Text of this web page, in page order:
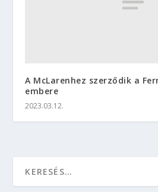
A McLarenhez szerződik a
embere
2023.03.12.